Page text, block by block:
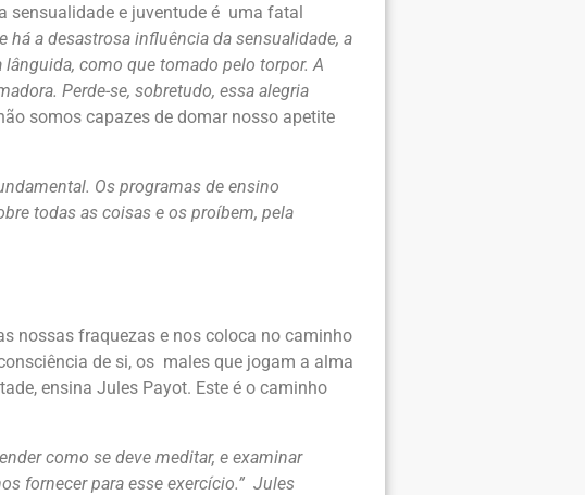
sensualidade e juventude é uma fatal
há a desastrosa influência da sensualidade, a
como que tomado pelo torpor. A
Perde-se, sobretudo, essa alegria
somos capazes de domar nosso apetite
Os programas de ensino
todas as coisas e os proíbem, pela
nossas fraquezas e nos coloca no caminho
de si, os males que jogam a alma
ensina Jules Payot. Este é o caminho
como se deve meditar, e examinar
fornecer para esse exercício.” Jules